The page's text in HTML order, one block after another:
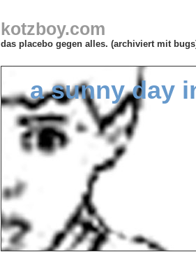
kotzboy.com
das placebo gegen alles. (archiviert mit
a sunny day